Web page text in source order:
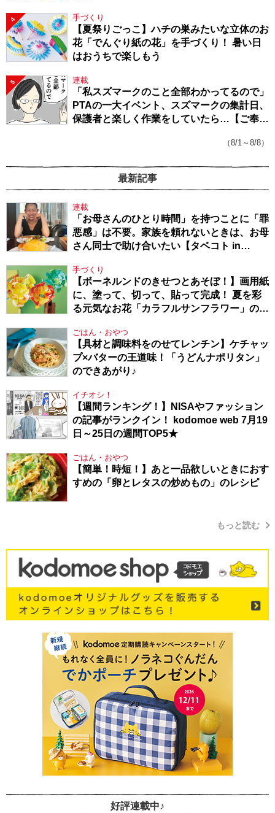
4 手づくり
【夏祭りごっこ】ハチの巣みたいな立体のお
花「でんぐり紙の花」を手づくり！ 暑い日
はおうちで楽しもう
5 連載
「私スズマークのこと全部わかってるので」
PTAの一大イベント、スズマークの集計日、
保護者と楽しく作業をしていたら…【ご奉仕
（8/1～8/8）
最新記事
連載
「お母さんのひとり時間」を持つことに「罪
悪感」は不要。家族を頼れないときは、お母
さん同士で助け合いたい【タベコト in
手づくり
【ボーネルンドのきせつとあそぼ！】画用紙
に、塗って、切って、貼って完成！ 夏を彩
る元気なお花「カラフルサンフラワー」の作
ごはん・おやつ
【具材と調味料をのせてレンチン】ケチャッ
プ×バターの王道味！「うどんナポリタン」
のできあがり♪
イチオシ！
【週間ランキング！】NISAやファッション
の記事がランクイン！ kodomoe web 7月19
日～25日の週間TOP5★
ごはん・おやつ
【簡単！時短！】あと一品欲しいときにおす
すめの「卵とレタスの炒めもの」のレシピ
もっと読む
好評連載中♪